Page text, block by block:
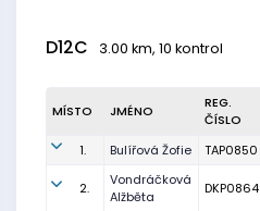
D12C 3.00 km, 10 kontrol
MÍSTO JMÉNO
REG.
ČÍSLO
1. Bulířová Žofie TAP0850
2.
Vondráčková
Alžběta
DKP0864